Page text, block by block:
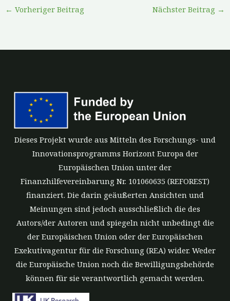
← Vorheriger Beitrag Nächster Beitrag →
Dieses Projekt wurde aus Mitteln des Forschungs- und
Innovationsprogramms Horizont Europa der
Europäischen Union unter der
Finanzhilfevereinbarung Nr. 101060635 (REFOREST)
finanziert. Die darin geäußerten Ansichten und
Meinungen sind jedoch ausschließlich die des
Autors/der Autoren und spiegeln nicht unbedingt die
der Europäischen Union oder der Europäischen
Exekutivagentur für die Forschung (REA) wider. Weder
die Europäische Union noch die Bewilligungsbehörde
können für sie verantwortlich gemacht werden.